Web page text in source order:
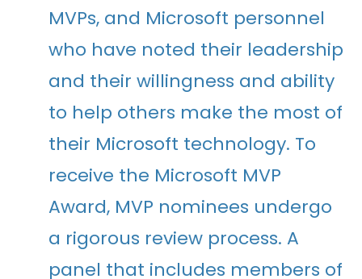
MVPs, and Microsoft personnel
who have noted their leadership
and their willingness and ability
to help others make the most of
their Microsoft technology. To
receive the Microsoft MVP
Award, MVP nominees undergo
a rigorous review process. A
panel that includes members of